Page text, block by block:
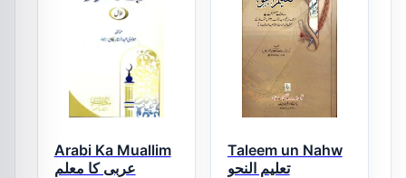
Arabi Ka Muallim
عربی کا معلم
Taleem un Nahw
تعلیم النحو